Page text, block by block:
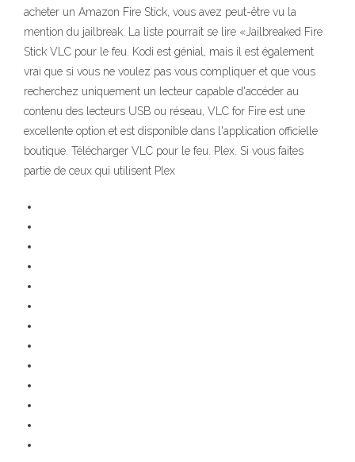
acheter un Amazon Fire Stick, vous avez peut-être vu la
mention du jailbreak. La liste pourrait se lire «Jailbreaked Fire
Stick VLC pour le feu. Kodi est génial, mais il est également
vrai que si vous ne voulez pas vous compliquer et que vous
recherchez uniquement un lecteur capable d'accéder au
contenu des lecteurs USB ou réseau, VLC for Fire est une
excellente option et est disponible dans l'application officielle
boutique. Télécharger VLC pour le feu. Plex. Si vous faites
partie de ceux qui utilisent Plex